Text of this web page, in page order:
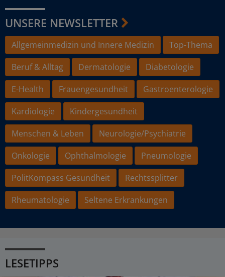
UNSERE NEWSLETTER
Allgemeinmedizin und Innere Medizin
Top-Thema
Beruf & Alltag
Dermatologie
Diabetologie
E-Health
Frauengesundheit
Gastroenterologie
Kardiologie
Kindergesundheit
Menschen & Leben
Neurologie/Psychiatrie
Onkologie
Ophthalmologie
Pneumologie
PolitKompass Gesundheit
Rechtssplitter
Rheumatologie
Seltene Erkrankungen
LESETIPPS